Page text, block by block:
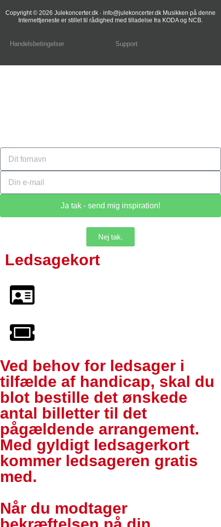
Copyright © 2026 Julekoncerter.dk · info@julekoncerter.dk Musikken på denne
Internettjeneste er stillet til rådighed med tilladelse fra KODA og NCB.
Handelsbetingelser Support
Ja tak - send mig inspiration!
Nej tak.
Ledsagekort
Ved behov for ledsager i
tilfælde af handicap, skal du
blot bestille det ønskede
antal billetter til det
pågældende arrangement.
Med gyldigt ledsagerkort
kommer ledsageren gratis
med.
Når du modtager